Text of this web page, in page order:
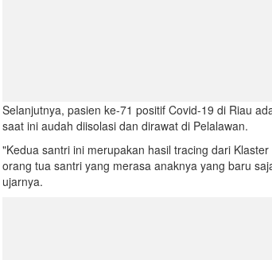
Selanjutnya, pasien ke-71 positif Covid-19 di Riau
saat ini audah diisolasi dan dirawat di Pelalawan.
"Kedua santri ini merupakan hasil tracing dari
orang tua santri yang merasa anaknya yang baru
ujarnya.